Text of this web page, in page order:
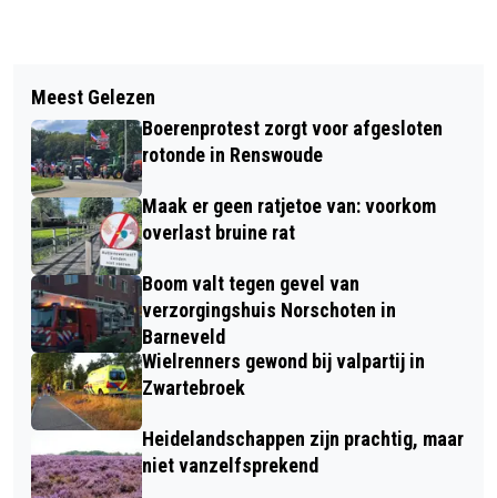
TALKSHOW OVER ENERGIETRANSITIE
DE KLEINE KERMEN
VANAF 8 APRIL CONTROLE
HONDENBELASTING
Meest Gelezen
Boerenprotest zorgt voor afgesloten
rotonde in Renswoude
Maak er geen ratjetoe van: voorkom
overlast bruine rat
Boom valt tegen gevel van
verzorgingshuis Norschoten in
Barneveld
Wielrenners gewond bij valpartij in
Zwartebroek
Heidelandschappen zijn prachtig, maar
niet vanzelfsprekend